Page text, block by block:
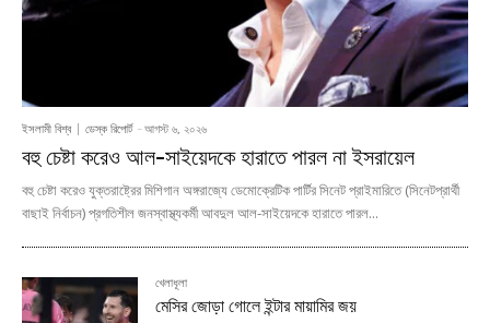
ইসলামী বিশ্ব ডেস্ক রিপোর্ট - আগস্ট ৬, ২০২৬
বহু চেষ্টা করেও আল-সাইয়েদকে হারাতে পারল না ইসরায়েল
বহু চেষ্টা করেও যুক্তরাষ্ট্রের মিশিগান অঙ্গরাজ্যে ডেমোক্রেটিক পার্টির সিনেট প্রাইমারিতে (সিনেটপ্রার্থী
বাছাই নির্বাচন) প্রগতিশীল জনস্বাস্থ্যকর্মী আবদুল আল-সাইয়েদকে হারাতে পারল...
খেলাধূলা
মেসির জোড়া গোলে ইন্টার মায়ামির জয়